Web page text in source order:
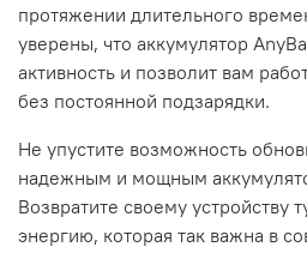
протяжении длительного
уверены, что аккумулятор
активность и позволит вам
без постоянной подзарядки.
Не упустите возможность
надежным и мощным
Возвратите своему устройству
энергию, которая так важна в